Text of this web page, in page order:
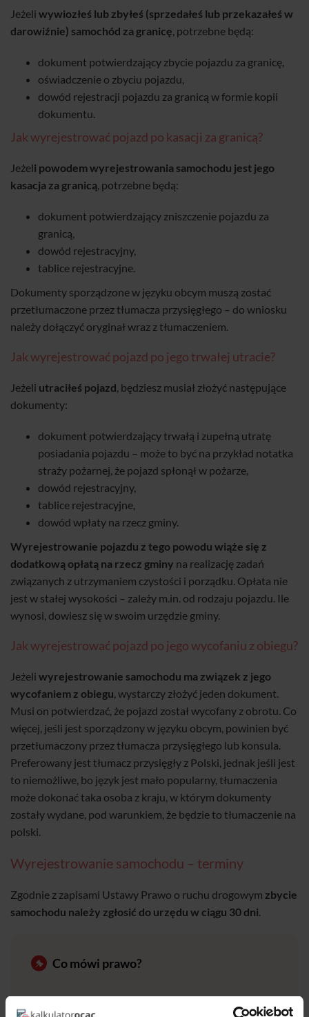
Jeżeli wywiozłeś lub zbyłeś (sprzedałeś lub przekazałeś w
darowiźnie) samochód za granicę, potrzebne będą:
dokument potwierdzający zbycie pojazdu za granicę,
oświadczenie o zbyciu pojazdu,
dowód rejestracji pojazdu za granicą w formie kopii
dokumentu.
Jak wyrejestrować pojazd po kasacji za granicą?
Jeżeli powodem wyrejestrowania samochodu jest jego
kasacja za granicą, potrzebne będą:
dokument potwierdzający zniszczenie pojazdu za
granicą,
dowód rejestracyjny,
tablice rejestracyjne.
Dokumenty sporządzone w języku obcym muszą zostać
przetłumaczone przez tłumacza przysięgłego – do wniosku
należy dołączyć oryginał wraz z tłumaczeniem.
Jak wyrejestrować pojazd po jego trwałej utracie?
Jeżeli utraciłeś pojazd, będziesz musiał złożyć następujące
dokumenty:
dokument potwierdzający trwałą i zupełną utratę
posiadania pojazdu – może to być na przykład notatka
straży pożarnej, że pojazd spłonął w pożarze,
dowód rejestracyjny,
tablice rejestracyjne,
dowód wpłaty na rzecz gminy.
Wyrejestrowanie pojazdu z tego powodu wiąże się z
dodatkową opłatą na rzecz gminy na realizację zadań
związanych z utrzymaniem czystości i porządku. Opłata nie
jest w stałej wysokości – zależy m.in. od rodzaju pojazdu. Ile
wynosi, dowiesz się w swoim urzędzie gminy.
Jak wyrejestrować pojazd po jego wycofaniu z obiegu?
Jeżeli wyrejestrowanie samochodu ma związek z jego
wycofaniem z obiegu, wystarczy złożyć jeden dokument.
Musi on potwierdzać, że pojazd został wycofany z obrotu. Co
więcej, jeśli jest sporządzony w języku obcym, powinien być
przetłumaczony przez tłumacza przysięgłego lub konsula.
Preferowany jest tłumacz przysięgły z Polski, jednak jeśli jest
to niemożliwe, bo język jest mało popularny, tłumaczenia
może dokonać taka osoba z kraju, w którym dokumenty
zostały wydane, pod warunkiem, że będzie to tłumaczenie na
polski.
Wyrejestrowanie samochodu – terminy
Zgodnie z zapisami Ustawy Prawo o ruchu drogowym zbycie
samochodu należy zgłosić do urzędu w ciągu 30 dni.
Co mówi prawo?